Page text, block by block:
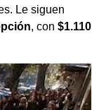
Le siguen
, con